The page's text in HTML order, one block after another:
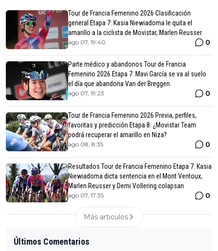
Tour de Francia Femenino 2026 Clasificación
general Etapa 7: Kasia Niewiadoma le quita el
amarillo a la ciclista de Movistar, Marlen Reusser
ago 07, 19:40 0
Parte médico y abandonos Tour de Francia
Femenino 2026 Etapa 7: Mavi García se va al suelo
el día que abandona Van der Breggen
ago 07, 19:23 0
Tour de Francia Femenino 2026 Previa, perfiles,
favoritas y predicción Etapa 8: ¿Movistar Team
podrá recuperar el amarillo en Niza?
ago 08, 8:35 0
Resultados Tour de Francia Femenino Etapa 7: Kasia
Niewiadoma dicta sentencia en el Mont Ventoux,
Marlen Reusser y Demi Vollering colapsan
ago 07, 17:35 0
Más articulos
Últimos Comentarios